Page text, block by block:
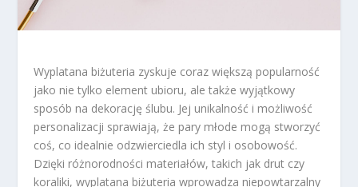
Wyplatana biżuteria zyskuje coraz większą popularność
jako nie tylko element ubioru, ale także wyjątkowy
sposób na dekorację ślubu. Jej unikalność i możliwość
personalizacji sprawiają, że pary młode mogą stworzyć
coś, co idealnie odzwierciedla ich styl i osobowość.
Dzięki różnorodności materiałów, takich jak drut czy
koraliki, wyplatana biżuteria wprowadza niepowtarzalny